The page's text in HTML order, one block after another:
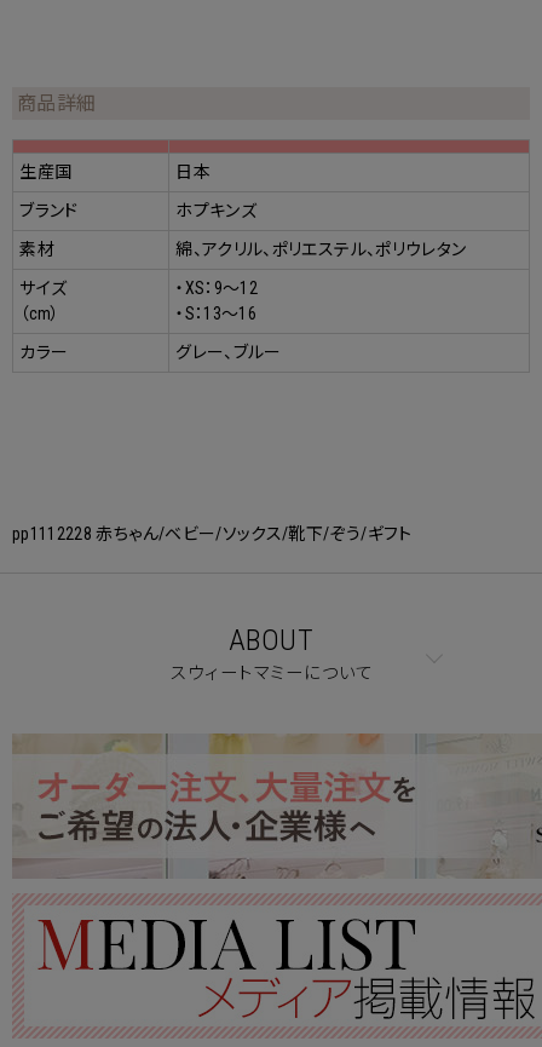
商品詳細
生産国
日本
ブランド
ホプキンズ
素材
綿、アクリル、ポリエステル、ポリウレタン
サイズ
（cm）
・XS：9～12
・S：13～16
カラー
グレー、ブルー
pp1112228 赤ちゃん/ベビー/ソックス/靴下/ぞう/ギフト
ABOUT
スウィートマミーについて